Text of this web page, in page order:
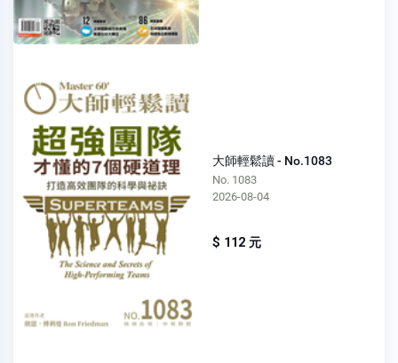
大師輕鬆讀 - No.1083
No. 1083
2026-08-04
$ 112 元